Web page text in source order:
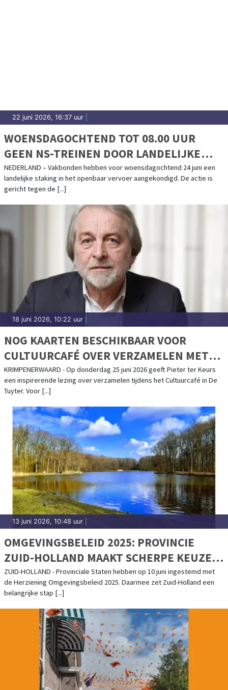
22 juni 2026, 16:37 uur
WOENSDAGOCHTEND TOT 08.00 UUR
GEEN NS-TREINEN DOOR LANDELIJKE
STAKING
NEDERLAND – Vakbonden hebben voor woensdagochtend 24 juni een
landelijke staking in het openbaar vervoer aangekondigd. De actie is
gericht tegen de [...]
18 juni 2026, 10:22 uur
NOG KAARTEN BESCHIKBAAR VOOR
CULTUURCAFÉ OVER VERZAMELEN MET
PIETER TER KEURS
KRIMPENERWAARD - Op donderdag 25 juni 2026 geeft Pieter ter Keurs
een inspirerende lezing over verzamelen tijdens het Cultuurcafé in De
Tuyter. Voor [...]
13 juni 2026, 10:48 uur
OMGEVINGSBELEID 2025: PROVINCIE
ZUID-HOLLAND MAAKT SCHERPE KEUZES
VOOR DE TOEKOMST
ZUID-HOLLAND - Provinciale Staten hebben op 10 juni ingestemd met
de Herziening Omgevingsbeleid 2025. Daarmee zet Zuid-Holland een
belangrijke stap [...]